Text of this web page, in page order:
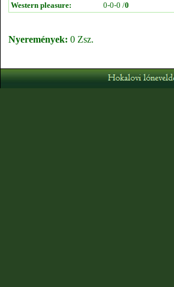
Western pleasure:
0-0-0 /0
Nyeremények: 0 Zsz.